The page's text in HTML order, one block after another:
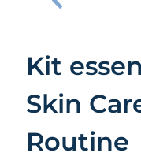
Kit
Skin
Routine